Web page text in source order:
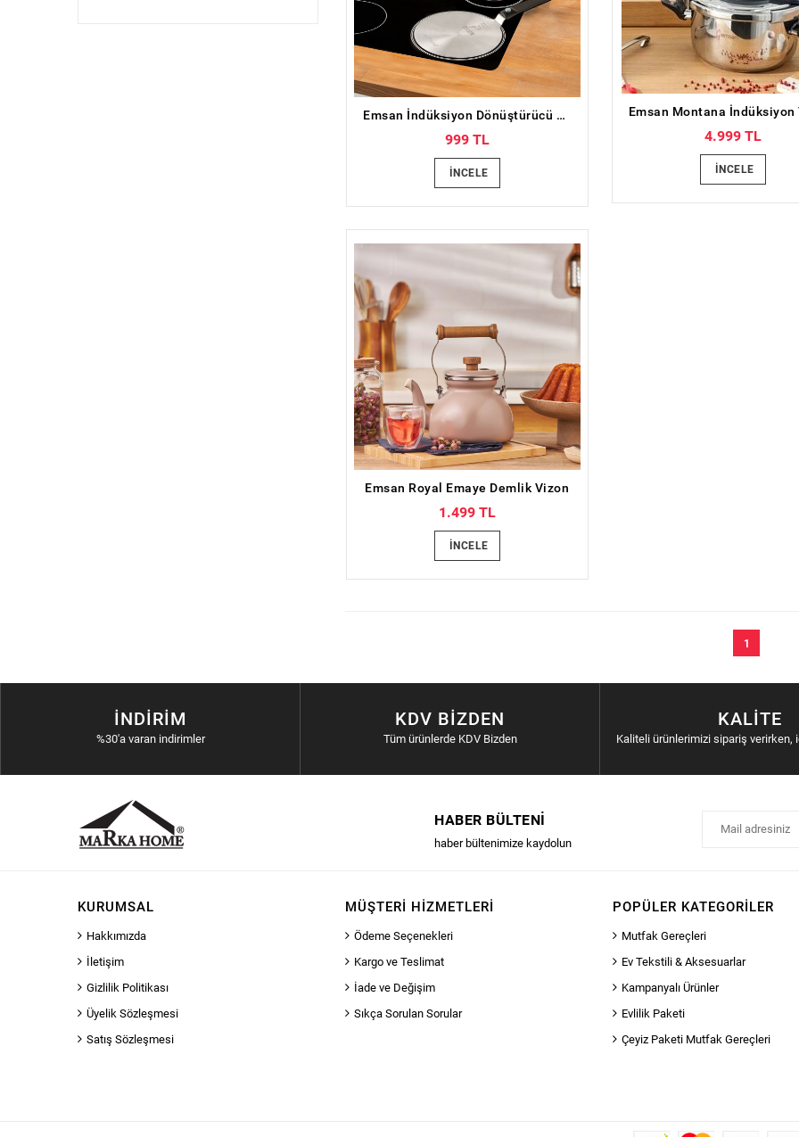
Emsan İndüksiyon Dönüştürücü Charge
999 TL
İNCELE
4.999 TL
İNCELE
Emsan Royal Emaye Demlik Vizon
1.499 TL
İNCELE
1
İNDIRIM
%30'a varan indirimler
KDV BIZDEN
Tüm ürünlerde KDV Bizden
KALITE
Kaliteli ürünlerimizi sipariş verirken,
HABER BÜLTENI
haber bültenimize kaydolun
KURUMSAL
Hakkımızda
İletişim
Gizlilik Politikası
Üyelik Sözleşmesi
Satış Sözleşmesi
MÜŞTERI HIZMETLERI
Ödeme Seçenekleri
Kargo ve Teslimat
İade ve Değişim
Sıkça Sorulan Sorular
POPÜLER KATEGORILER
Mutfak Gereçleri
Ev Tekstili & Aksesuarlar
Kampanyalı Ürünler
Evlilik Paketi
Çeyiz Paketi Mutfak Gereçleri